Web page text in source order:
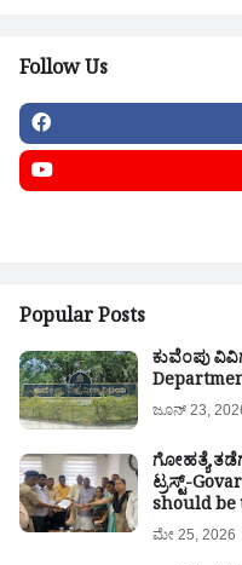
Follow Us
Popular Posts
ಕುವೆಂಪು
ಜೂನ್ 23,
ಗೋಹತ್ಯೆ
ಟ್ರಸ್ಟ್-
should be
ಮೇ 25, 2026